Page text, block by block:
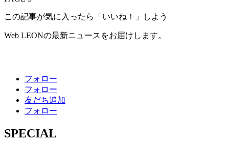
この記事が気に入ったら「いいね！」しよう
Web LEONの最新ニュースをお届けします。
フォロー
フォロー
友だち追加
フォロー
SPECIAL